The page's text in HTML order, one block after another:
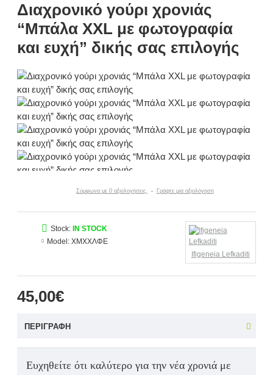
Διαχρονικό γούρι χρονιάς
“Μπάλα XXL με φωτογραφία
και ευχή” δικής σας επιλογής
Σύμφωνα με 0 αξιολογήσεις. - Γράψτε μια αξιολόγηση
45,00€
Stock: IN STOCK
Model: ΧΜΧΧΛΦΕ
Ifigeneia Lefkaditi
ΠΕΡΙΓΡΑΦΉ
Ευχηθείτε ότι καλύτερο για την νέα χρονιά με